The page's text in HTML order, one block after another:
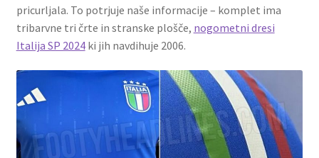
pricurljala. To potrjuje naše informacije – komplet ima
tribarvne tri črte in stranske plošče, nogometni dresi
Italija SP 2024ki jih navdihuje 2006.